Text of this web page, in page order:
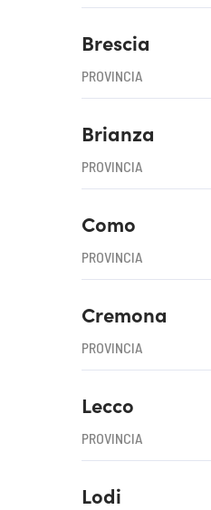
Brescia
PROVINCIA
Brianza
PROVINCIA
Como
PROVINCIA
Cremona
PROVINCIA
Lecco
PROVINCIA
Lodi